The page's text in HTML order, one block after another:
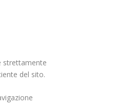
strettamente
del sito.